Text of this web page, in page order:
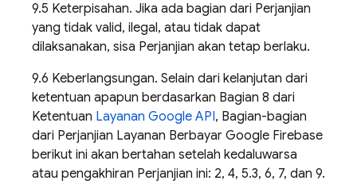
9.5 Keterpisahan. Jika ada bagian dari Perjanjian
yang tidak valid, ilegal, atau tidak dapat
dilaksanakan, sisa Perjanjian akan tetap berlaku.
9.6 Keberlangsungan. Selain dari kelanjutan dari
ketentuan apapun berdasarkan Bagian 8 dari
Ketentuan Layanan Google API, Bagian-bagian
dari Perjanjian Layanan Berbayar Google Firebase
berikut ini akan bertahan setelah kedaluwarsa
atau pengakhiran Perjanjian ini: 2, 4, 5.3, 6, 7, dan 9.